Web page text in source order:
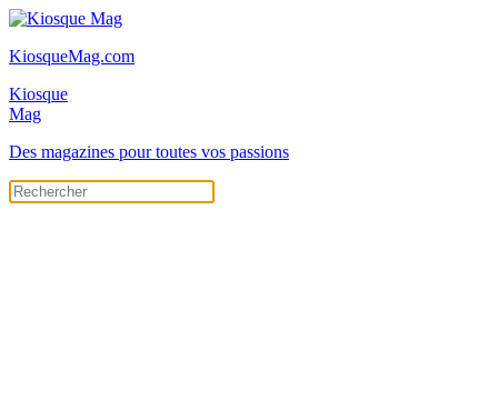
KiosqueMag.com
Kiosque
Mag
Des magazines pour toutes vos passions